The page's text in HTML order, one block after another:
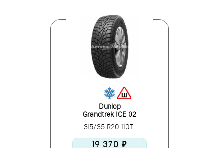
Dunlop
Grandtrek ICE 02
315/35 R20 110T
19 370 ₽